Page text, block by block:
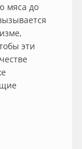
мяса до
эти